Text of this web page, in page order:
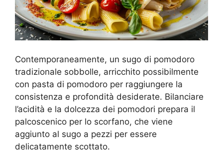
Contemporaneamente, un sugo di pomodoro
tradizionale sobbolle, arricchito possibilmente
con pasta di pomodoro per raggiungere la
consistenza e profondità desiderate. Bilanciare
l’acidità e la dolcezza dei pomodori prepara il
palcoscenico per lo scorfano, che viene
aggiunto al sugo a pezzi per essere
delicatamente scottato.